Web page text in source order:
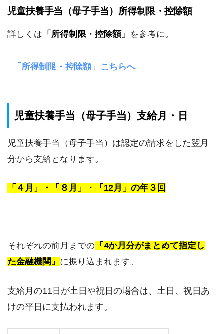
児童扶養手当（母子手当）所得制限・控除額
詳しくは 「所得制限・控除額」 を参考に。
「所得制限・控除額」こちらへ
児童扶養手当（母子手当）支給月・日
児童扶養手当（母子手当）は認定の請求をした翌月
分から支給となります。
「４月」・「８月」・「12月」の年３回
それぞれの前月までの 「4か月分がまとめて指定し
た金融機関」 に振り込まれます。
支給月の11日が土日や祝日の場合は、土日、祝日あ
けの平日に支払われます。